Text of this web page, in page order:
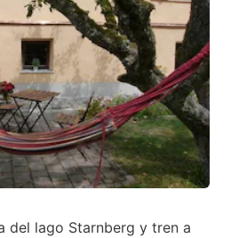
del lago Starnberg y tren a